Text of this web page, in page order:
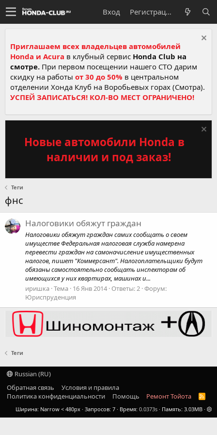
Вход Регистрация
Приглашаем всех владельцев автомобилей
Honda и Acura в клубный сервис Honda Club на
смотре. При первом посещении нашего СТО дарим
скидку на работы от 30 до 50% в центральном
отделении Хонда Клуб на Воробьевых горах (Смотра).
УСПЕЙ ЗАПИСАТЬСЯ! КОЛ-ВО МЕСТ ОГРАНИЧЕНО!
Новые автомобили Honda в
наличии и под заказ!
Теги
фнс
Налоговики обяжут граждан
Налоговики обяжут граждан самих сообщать о своем
имуществе Федеральная налоговая служба намерена
перевести граждан на самоначисление имущественных
налогов, пишет "Коммерсант". Налогоплательщики будут
обязаны самостоятельно сообщать инспекторам об
имеющихся у них квартирах, машинах и...
иришка Тема 16 Янв 2014 Ответы: 2 Форум:
Юриспруденция
Теги
Russian (RU)
Обратная связь
Условия и правила
Политика конфиденциальности
Помощь Ремонт Тойота
R
S
S
Ширина Запросов 7 Время 0.0373s Память 3.03MB